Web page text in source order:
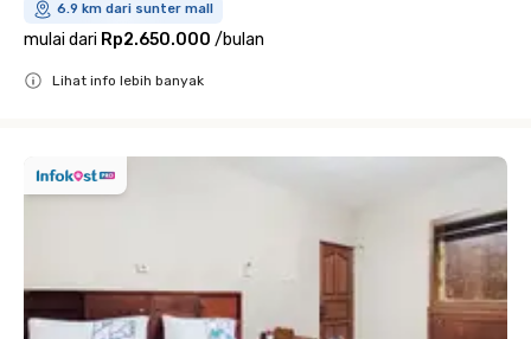
6.9 km dari sunter mall
mulai dari Rp2.650.000 /bulan
Lihat info lebih banyak